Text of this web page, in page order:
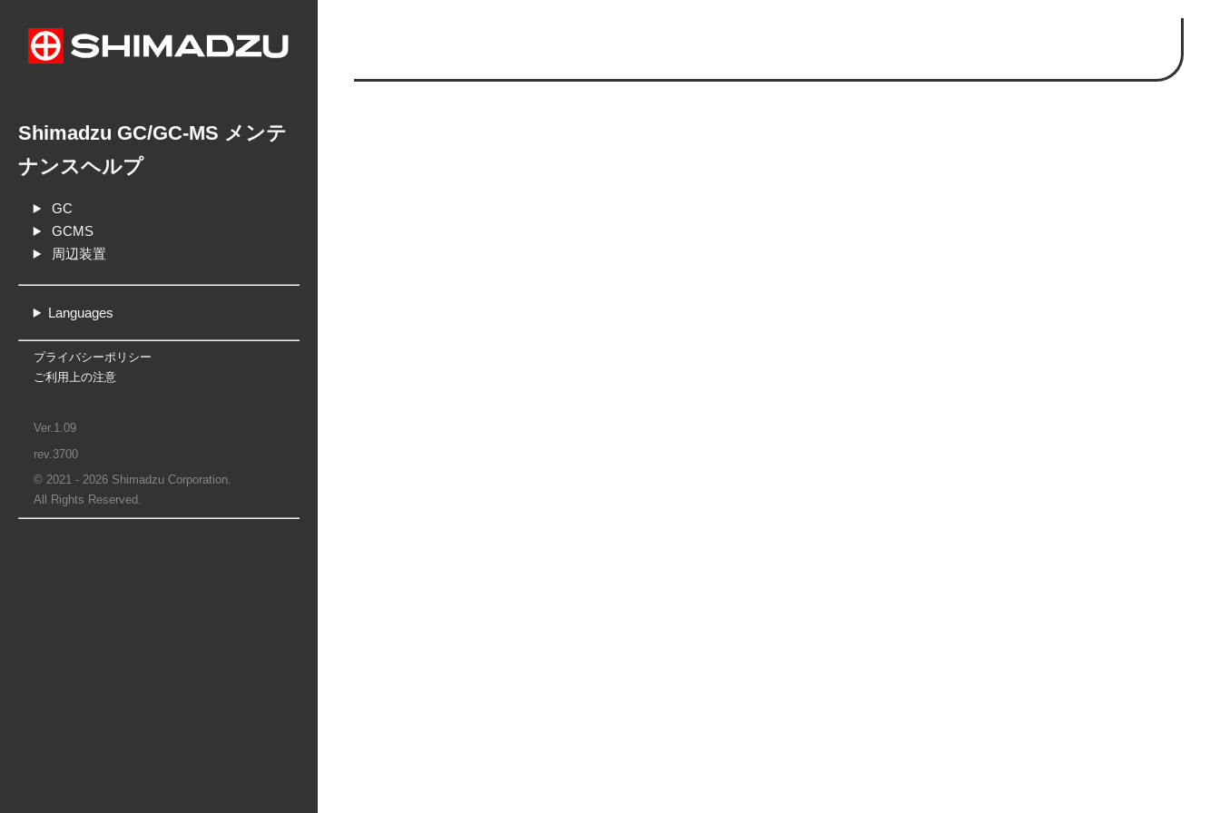
Shimadzu GC/GC-MS メンテ
ナンスヘルプ
GC
GCMS
周辺装置
Languages
プライバシーポリシー
ご利用上の注意
Ver.1.09
rev.3700
© 2021 - 2026 Shimadzu Corporation.
All Rights Reserved.